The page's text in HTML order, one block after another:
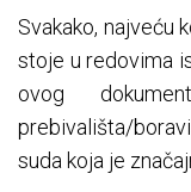
Svakako, najveću
stoje u redovima
ovog
prebivališta/
suda koja je